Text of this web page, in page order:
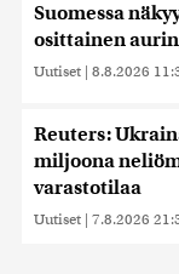
Suomessa
osittainen
Uutiset | 8.8.2026
Reuters:
miljoona
varastotilaa
Uutiset | 7.8.2026